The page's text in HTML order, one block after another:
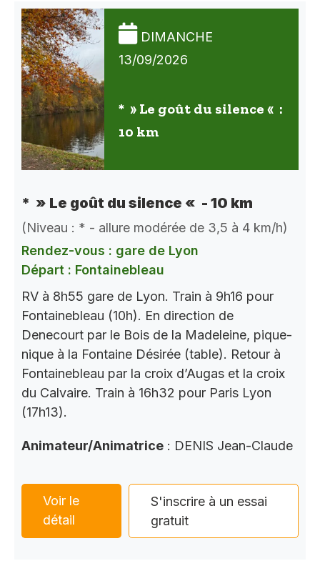
DIMANCHE
13/09/2026
* » Le goût du silence « :
10 km
* » Le goût du silence « - 10 km
(Niveau : * - allure modérée de 3,5 à 4 km/h)
Rendez-vous : gare de Lyon
Départ : Fontainebleau
RV à 8h55 gare de Lyon. Train à 9h16 pour
Fontainebleau (10h). En direction de
Denecourt par le Bois de la Madeleine, pique-
nique à la Fontaine Désirée (table). Retour à
Fontainebleau par la croix d’Augas et la croix
du Calvaire. Train à 16h32 pour Paris Lyon
(17h13).
Animateur/Animatrice : DENIS Jean-Claude
Voir le
détail
S'inscrire à un essai
gratuit